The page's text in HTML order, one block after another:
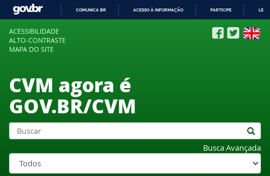
COMUNICA BR ACESSO À INFORMAÇÃO PARTICIPE
ACESSIBILIDADE
ALTO-CONTRASTE
MAPA DO SITE
CVM agora é
GOV.BR/CVM
Busca Avançada